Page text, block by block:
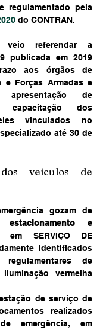
do CONTRAN.
veio referendar a
publicada em 2019
aos órgãos de
e Forças Armadas e
apresentação de
capacitação dos
vinculados no
até 30 de
veículos de
estacionamento e
em SERVIÇO DE
identificados
de
vermelha
de serviço de
realizados